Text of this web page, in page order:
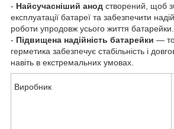
- Найсучасніший анод створений, щоб
експлуатації батареї та забезпечити
роботи упродовж усього життя батарейки.
- Підвищена надійність батарейки —
герметика забезпечує стабільність і
навіть в екстремальних умовах.
Виробник